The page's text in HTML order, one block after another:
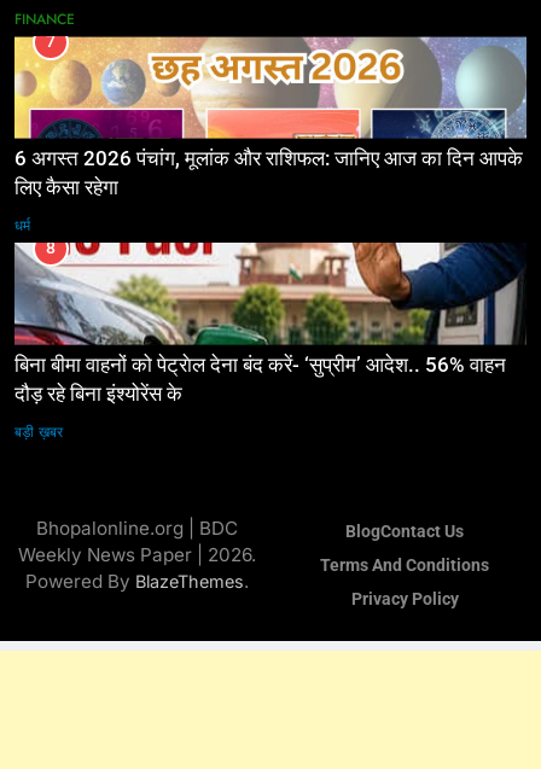
FINANCE
7
6 अगस्त 2026 पंचांग, मूलांक और राशिफल: जानिए आज का दिन आपके
लिए कैसा रहेगा
धर्म
8
बिना बीमा वाहनों को पेट्राेल देना बंद करें- ‘सुप्रीम’ आदेश.. 56% वाहन
दौड़ रहे बिना इंश्योरेंस के
बड़ी ख़बर
Bhopalonline.org | BDC
Weekly News Paper | 2026.
Powered By BlazeThemes.
BlogContact Us
Terms And Conditions
Privacy Policy